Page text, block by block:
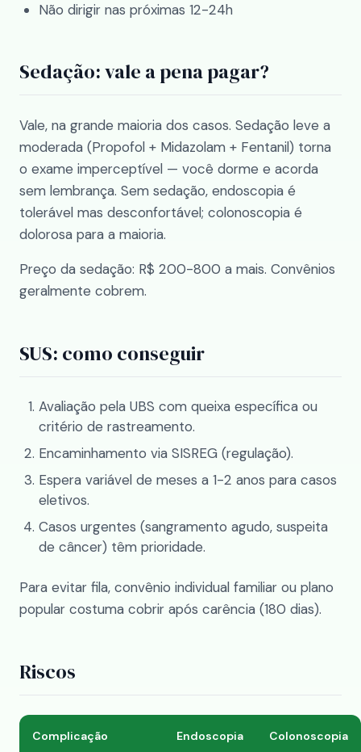
Não dirigir nas próximas 12-24h
Sedação: vale a pena pagar?
Vale, na grande maioria dos casos. Sedação leve a
moderada (Propofol + Midazolam + Fentanil) torna
o exame imperceptível — você dorme e acorda
sem lembrança. Sem sedação, endoscopia é
tolerável mas desconfortável; colonoscopia é
dolorosa para a maioria.
Preço da sedação: R$ 200-800 a mais. Convênios
geralmente cobrem.
SUS: como conseguir
Avaliação pela UBS com queixa específica ou
critério de rastreamento.
Encaminhamento via SISREG (regulação).
Espera variável de meses a 1-2 anos para casos
eletivos.
Casos urgentes (sangramento agudo, suspeita
de câncer) têm prioridade.
Para evitar fila, convênio individual familiar ou plano
popular costuma cobrir após carência (180 dias).
Riscos
Complicação Endoscopia Colonoscopia